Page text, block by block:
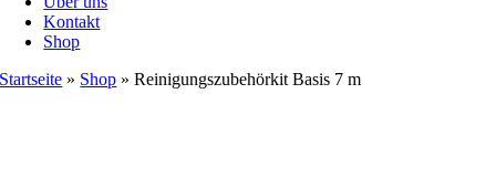
Kontakt
Shop
Startseite » Shop »Reinigungszubehörkit Basis 7 m